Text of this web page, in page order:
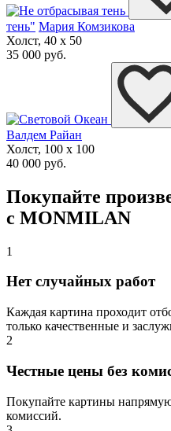
тень" Мария Комзикова
Холст, 40 x 50
35 000 руб.
Валдем Райан
Холст, 100 x 100
40 000 руб.
Покупайте
с MONMILAN
1
Нет случайных работ
Каждая картина проходит
только качественные и
2
Честные цены без
Покупайте картины
комиссий.